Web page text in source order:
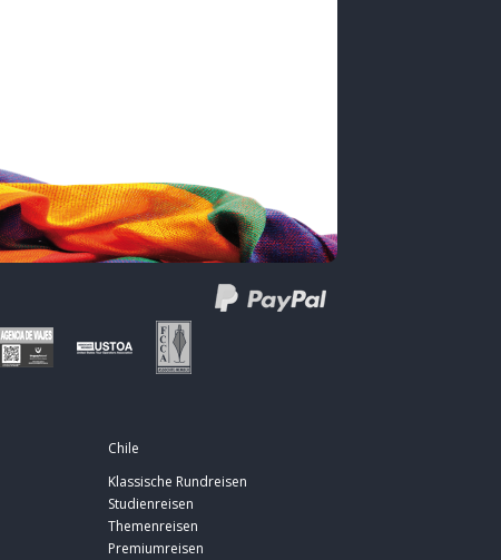
Chile
Klassische Rundreisen
Studienreisen
Themenreisen
Premiumreisen